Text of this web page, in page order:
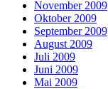
November 2009
Oktober 2009
September 2009
August 2009
Juli 2009
Juni 2009
Mai 2009